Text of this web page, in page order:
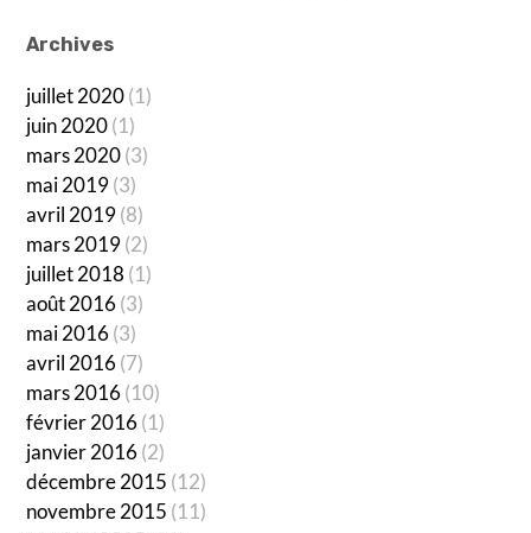
Archives
juillet 2020(1)
juin 2020(1)
mars 2020(3)
mai 2019(3)
avril 2019(8)
mars 2019(2)
juillet 2018 (1)
août 2016(3)
mai 2016(3)
avril 2016(7)
mars 2016(10)
février 2016(1)
janvier 2016(2)
décembre 2015 (12)
novembre 2015 (11)